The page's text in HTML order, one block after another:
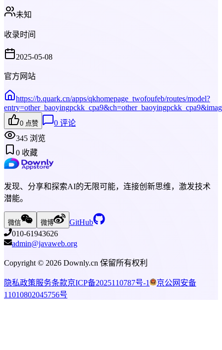
未知
收录时间
2025-05-08
官方网站
https://b.quark.cn/apps/qkhomepage_twofoufeb/routes/model?
0 点赞 0 评论
345 浏览
0 收藏
发现、分享和探索AI的无限可能，连接创新思维，激发技术
潜能。
微信 微博
GitHub
010-61943626
admin@javaweb.org
Copyright © 2026 Downly.cn 保留所有权利
隐私政策服务条款京ICP备2025110787号-1
京公网安备
11010802045756号